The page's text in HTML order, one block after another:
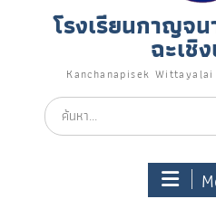
โรงเรียนกาญจ
ฉะเชิ
Kanchanapisek Wittayalai
Search
for: